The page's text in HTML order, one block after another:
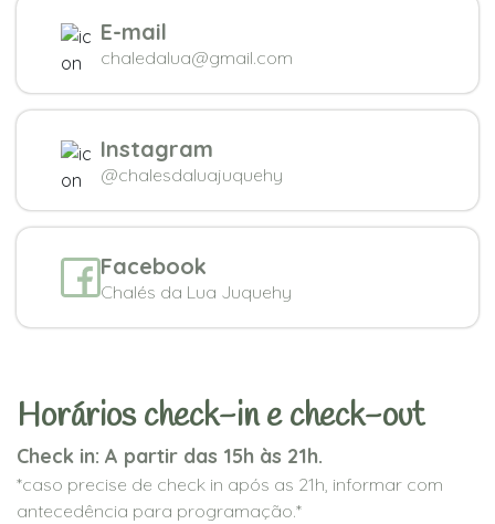
E-mail
chaledalua@gmail.com
Instagram
@chalesdaluajuquehy
Facebook
Chalés da Lua Juquehy
Horários check-in e check-out
Check in: A partir das 15h às 21h.
*caso precise de check in após as 21h, informar com
antecedência para programação.*